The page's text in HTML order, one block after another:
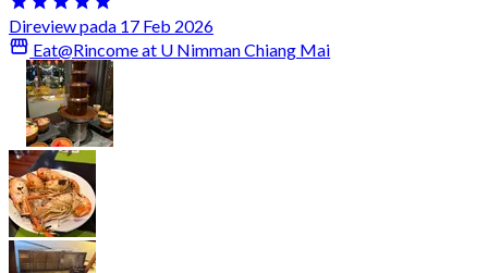
Direview pada 17 Feb 2026
Eat@Rincome at U Nimman Chiang Mai